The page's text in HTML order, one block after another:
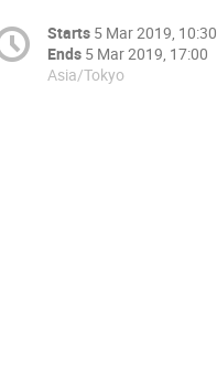
Starts 5 Mar 2019, 10:30
Ends 5 Mar 2019, 17:00
Asia/Tokyo